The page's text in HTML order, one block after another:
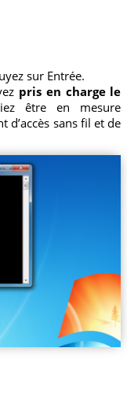
sur Entrée.
pris en charge le
être en mesure
d’accès sans fil et de